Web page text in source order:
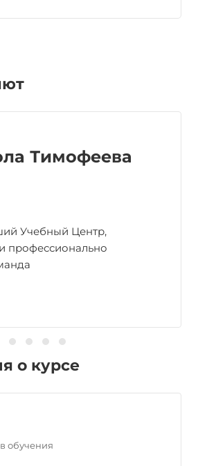
Тимофеева
Учебный Центр,
профессионально
о курсе
обучения